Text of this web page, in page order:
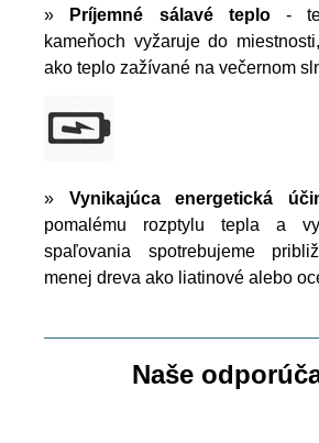
» Príjemné sálavé teplo-
kameňoch vyžaruje do
ako teplo zažívané na večernom
» Vynikajúca energetická
pomalému rozptylu tepla a
spaľovania spotrebujeme
menej dreva ako liatinové alebo
Naše